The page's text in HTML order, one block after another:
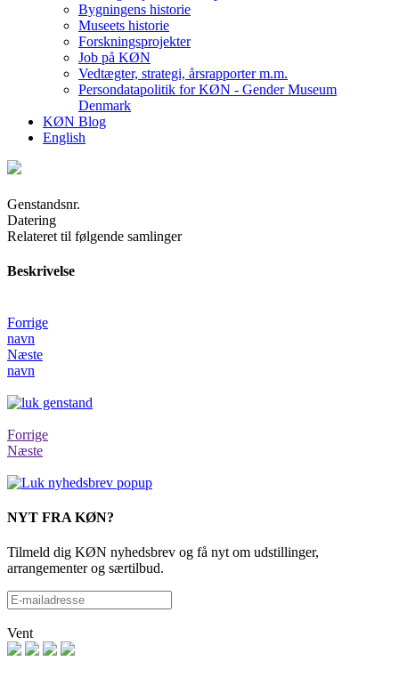
Bygningens historie
Museets historie
Forskningsprojekter
Job på KØN
Vedtægter, strategi, årsrapporter m.m.
Persondatapolitik for KØN - Gender Museum
Denmark
KØN Blog
English
Genstandsnr.
Datering
Relateret til følgende samlinger
Beskrivelse
Forrige
navn
Næste
navn
Forrige
Næste
NYT FRA KØN?
Tilmeld dig KØN nyhedsbrev og få nyt om udstillinger,
arrangementer og særtilbud.
Vent